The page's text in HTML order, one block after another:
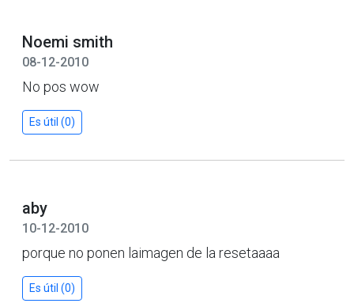
Noemi smith
08-12-2010
No pos wow
Es útil (0)
aby
10-12-2010
porque no ponen laimagen de la resetaaaa
Es útil (0)